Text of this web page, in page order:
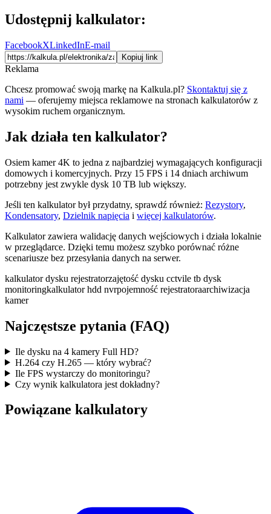
Udostępnij kalkulator:
FacebookXLinkedInE-mail
Kopiuj link
Reklama
Chcesz promować swoją markę na Kalkula.pl? Skontaktuj się z
nami — oferujemy miejsca reklamowe na stronach kalkulatorów z
wysokim ruchem organicznym.
Jak działa ten kalkulator?
Osiem kamer 4K to jedna z najbardziej wymagających konfiguracji
domowych i komercyjnych. Przy 15 FPS i 14 dniach archiwum
potrzebny jest zwykle dysk 10 TB lub większy.
Jeśli ten kalkulator był przydatny, sprawdź również: Rezystory,
Kondensatory, Dzielnik napięcia i więcej kalkulatorów.
Kalkulator zawiera walidację danych wejściowych i działa lokalnie
w przeglądarce. Dzięki temu możesz szybko porównać różne
scenariusze bez przesyłania danych na serwer.
kalkulator dysku rejestratorzajętość dysku cctvile tb dysk
monitoringkalkulator hdd nvrpojemność rejestratoraarchiwizacja
kamer
Najczęstsze pytania (FAQ)
Ile dysku na 4 kamery Full HD?
H.264 czy H.265 — który wybrać?
Ile FPS wystarczy do monitoringu?
Czy wynik kalkulatora jest dokładny?
Powiązane kalkulatory